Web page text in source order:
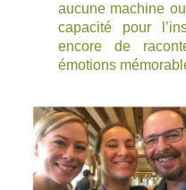
aucune machine
capacité pour
encore de
émotions